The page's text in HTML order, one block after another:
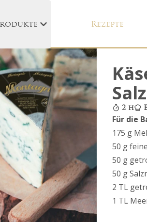
Rezepte
2 h
Für die
175 g
50 g
50 g
50 g
2 TL
1 TL